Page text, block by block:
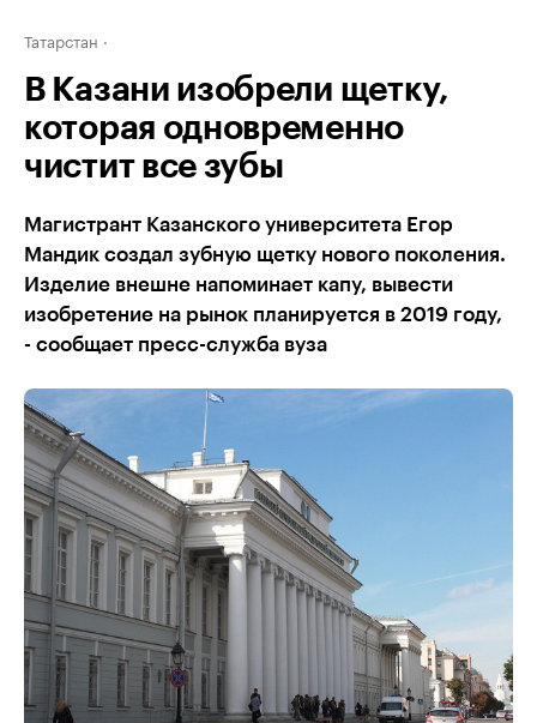
Татарстан
В Казани изобрели щетку,
которая одновременно
чистит все зубы
Магистрант Казанского университета Егор
Мандик создал зубную щетку нового поколения.
Изделие внешне напоминает капу, вывести
изобретение на рынок планируется в 2019 году,
- сообщает пресс-служба вуза